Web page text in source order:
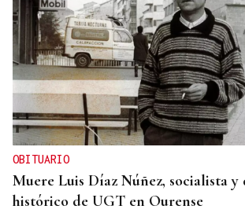
OBITUARIO
Muere Luis Díaz Núñez, socialista
histórico de UGT en Ourense